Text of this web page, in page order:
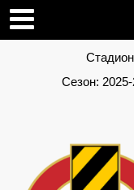
Сезон: